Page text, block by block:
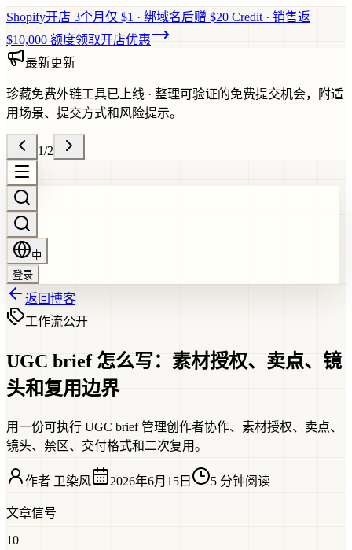
Shopify开店 3个月仅 $1 · 绑域名后赠 $20 Credit · 销售返
$10,000 额度领取开店优惠
最新更新
珍藏免费外链工具已上线 · 整理可验证的免费提交机会，附适
用场景、提交方式和风险提示。
1/2
中
登录
返回博客
工作流公开
UGC brief 怎么写：素材授权、卖点、镜
头和复用边界
用一份可执行 UGC brief 管理创作者协作、素材授权、卖点、
镜头、禁区、交付格式和二次复用。
作者 卫染风 2026年6月15日 5 分钟阅读
文章信号
10